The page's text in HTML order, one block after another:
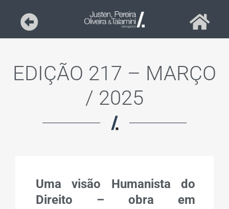
EDIÇÃO 217 – MARÇO
/ 2025
Uma visão Humanista do
Direito – obra em